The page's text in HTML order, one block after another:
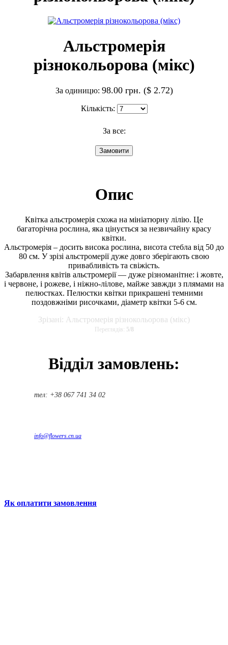
Альстромерія
різнокольорова (мікс)
За одиницю: 98.00 грн. ($ 2.72)
Кількість:
За все:
Опис
Квітка альстромерія схожа на мініатюрну лілію. Це
багаторічна рослина, яка цінується за незвичайну красу
квітки.
Альстромерія – досить висока рослина, висота стебла від 50 до
80 см. У зрізі альстромерії дуже довго зберігають свою
привабливість та свіжість.
Забарвлення квітів альстромерії — дуже різноманітне: і жовте,
і червоне, і рожеве, і ніжно-лілове, майже завжди з плямами на
пелюстках. Пелюстки квітки прикрашені темними
поздовжніми рисочками, діаметр квітки 5-6 см.
Зрізані: Альстромерія різнокольорова (мікс)
Переглядів: 5/8
Відділ замовлень:
тел: +38 067 741 34 02
info@flowers.cn.ua
Як оплатити замовлення